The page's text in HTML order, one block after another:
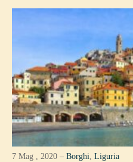
7 Mag , 2020 –Borghi ,Liguria